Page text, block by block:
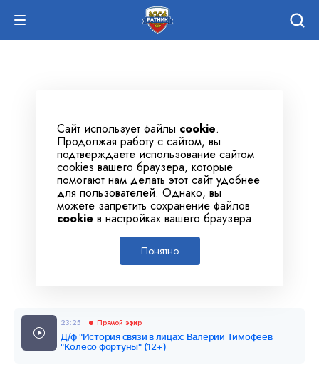
Сайт использует файлы cookie.
Продолжая работу с сайтом, вы
подтверждаете использование сайтом
cookies вашего браузера, которые
помогают нам делать этот сайт удобнее
для пользователей. Однако, вы
можете запретить сохранение файлов
cookie в настройках вашего браузера.
Понятно
23:25 Прямой эфир
Д/ф "История связи в лицах: Валерий Тимофеев
"Колесо фортуны" (12+)